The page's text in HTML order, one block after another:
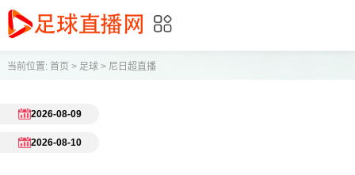
当前位置: 首页 > 足球> 尼日超直播
2026-08-09
2026-08-10